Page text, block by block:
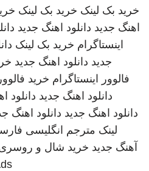
خرید بک لینک خرید بک لینک
اهنگ جدید دانلود اهنگ جدید
اینستاگرام خرید بک لینک
جدید دانلود اهنگ جدید
فالوور اینستاگرام خرید
دانلود اهنگ جدید دانلود
دانلود اهنگ جدید دانلود اهنگ
لینک مترجم انگلیسی
آهنگ جدید خرید شال و